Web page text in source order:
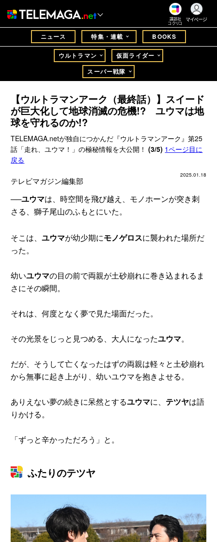
講談社
コクリコ
マイページ
ニュース 特集・連載 BOOKS
ウルトラマン
仮面ライダー
スーパー戦隊
【ウルトラマンアーク（最終話）】スイード
が巨大化して地球消滅の危機!? ユウマは地
球を守れるのか!?
TELEMAGA.netが独自につかんだ『ウルトラマンアーク』第25
話「走れ、ユウマ！」の極秘情報を大公開！(3/5) 1ページ目に
戻る
2025.01.18
テレビマガジン編集部
──ユウマは、時空間を飛び越え、モノホーンが突き刺
さる、獅子尾山のふもとにいた。
そこは、ユウマが幼少期にモノゲロスに襲われた場所だ
った。
幼いユウマの目の前で両親が土砂崩れに巻き込まれるま
さにその瞬間。
それは、何度となく夢で見た場面だった。
その光景をじっと見つめる、大人になったユウマ。
だが、そうして亡くなったはずの両親は軽々と土砂崩れ
から無事に起き上がり、幼いユウマを抱きよせる。
ありえない夢の続きに呆然とするユウマに、 テツヤは語
りかける。
「ずっと辛かっただろう」と。
ふたりのテツヤ